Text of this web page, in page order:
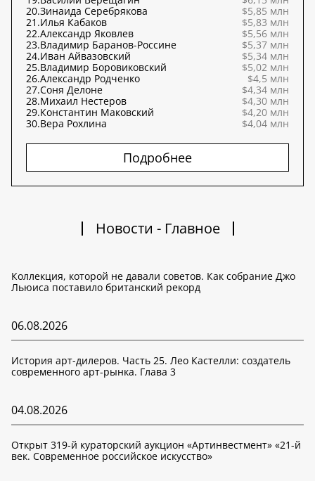
20.Зинаида Серебрякова
$5,85 млн
21.Илья Кабаков
$5,83 млн
22.Александр Яковлев
$5,56 млн
23.Владимир Баранов-Россине
$5,37 млн
24.Иван Айвазовский
$5,34 млн
25.Владимир Боровиковский
$5,02 млн
26.Александр Родченко
$4,5 млн
27.Соня Делоне
$4,34 млн
28.Михаил Нестеров
$4,30 млн
29.Константин Маковский
$4,20 млн
30.Вера Рохлина $4,04 млн
Подробнее
Новости - Главное
Коллекция, которой не давали советов. Как собрание Джо
Льюиса поставило британский рекорд
06.08.2026
История арт-дилеров. Часть 25. Лео Кастелли: создатель
современного арт-рынка. Глава 3
04.08.2026
Открыт 319-й кураторский аукцион «Артинвестмент» «21-й
век. Современное российское искусство»